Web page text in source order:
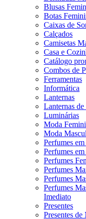
Blusas
Botas
Caixas de
Calçados
Camisetas
Casa e
Catálogo
Combos de
Ferramentas
Informática
Lanternas
Lanternas de
Luminárias
Moda
Moda
Perfumes
Perfumes
Perfumes
Perfumes
Perfumes
Perfumes
Imediato
Presentes
Presentes de